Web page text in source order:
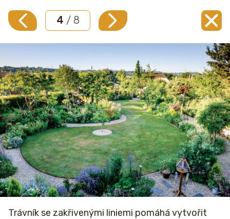
4 / 8
Trávník se zakřivenými liniemi pomáhá vytvořit